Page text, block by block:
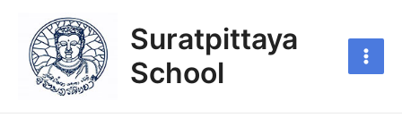
Suratpittaya
School